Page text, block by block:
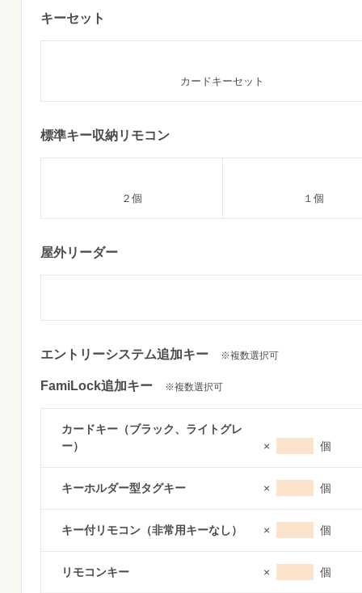
キーセット
カードキーセット
標準キー収納リモコン
２個 １個
屋外リーダー
エントリーシステム追加キー ※複数選択可
FamiLock追加キー ※複数選択可
カードキー（ブラック、ライトグレ
ー）
× 個
キーホルダー型タグキー × 個
キー付リモコン（非常用キーなし） × 個
リモコンキー × 個